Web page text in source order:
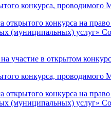
конкурса,
открытого конкурса на
(муниципальных) услуг»
участие в открытом
конкурса,
открытого конкурса на
(муниципальных) услуг»